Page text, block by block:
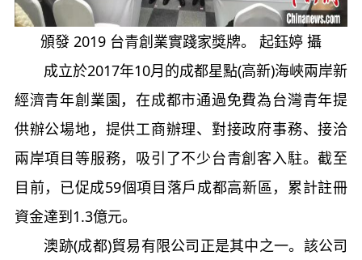
頒發 2019 台青創業實踐家獎牌。 起鈺婷 攝
成立於2017年10月的成都星點(高新)海峽兩岸新
經濟青年創業園，在成都市通過免費為台灣青年提
供辦公場地，提供工商辦理、對接政府事務、接洽
兩岸項目等服務，吸引了不少台青創客入駐。截至
目前，已促成59個項目落戶成都高新區，累計註冊
資金達到1.3億元。
澳跡(成都)貿易有限公司正是其中之一。該公司